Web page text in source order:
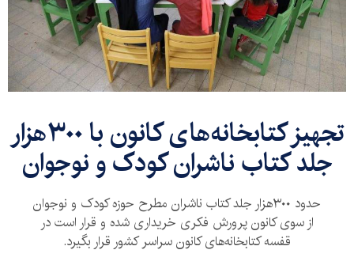
تجهیز کتا‌بخانه‌های کانون با ۳۰۰هزار
جلد کتاب ناشران کودک و نوجوان
حدود ۳۰۰هزار جلد کتاب ناشران مطرح حوزه کودک و نوجوان
از سوی کانون پرورش فکری خریداری شده و قرار است در
قفسه کتابخانه‌های کانون سراسر کشور قرار بگیرد.